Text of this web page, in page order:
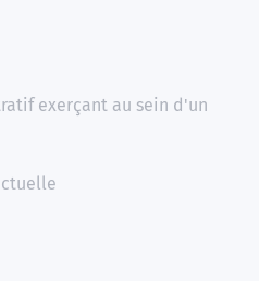
exerçant au sein d'un